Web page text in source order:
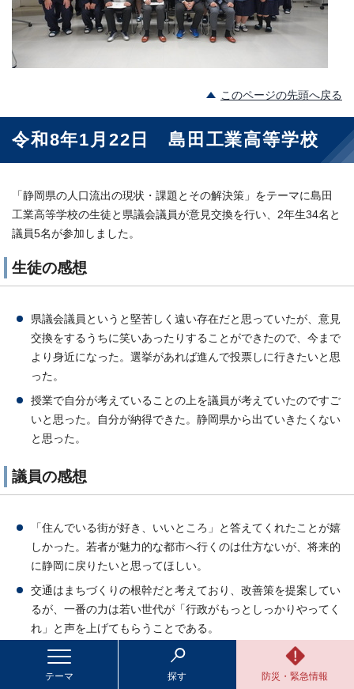
このページの先頭へ戻る
令和8年1月22日 島田工業高等学校
「静岡県の人口流出の現状・課題とその解決策」をテーマに島田
工業高等学校の生徒と県議会議員が意見交換を行い、2年生34名と
議員5名が参加しました。
生徒の感想
県議会議員というと堅苦しく遠い存在だと思っていたが、意見
交換をするうちに笑いあったりすることができたので、今まで
より身近になった。選挙があれば進んで投票しに行きたいと思
った。
授業で自分が考えていることの上を議員が考えていたのですご
いと思った。自分が納得できた。静岡県から出ていきたくない
と思った。
議員の感想
「住んでいる街が好き、いいところ」と答えてくれたことが嬉
しかった。若者が魅力的な都市へ行くのは仕方ないが、将来的
に静岡に戻りたいと思ってほしい。
交通はまちづくりの根幹だと考えており、改善策を提案してい
るが、一番の力は若い世代が「行政がもっとしっかりやってく
れ」と声を上げてもらうことである。
テーマ 探す 防災・緊急情報